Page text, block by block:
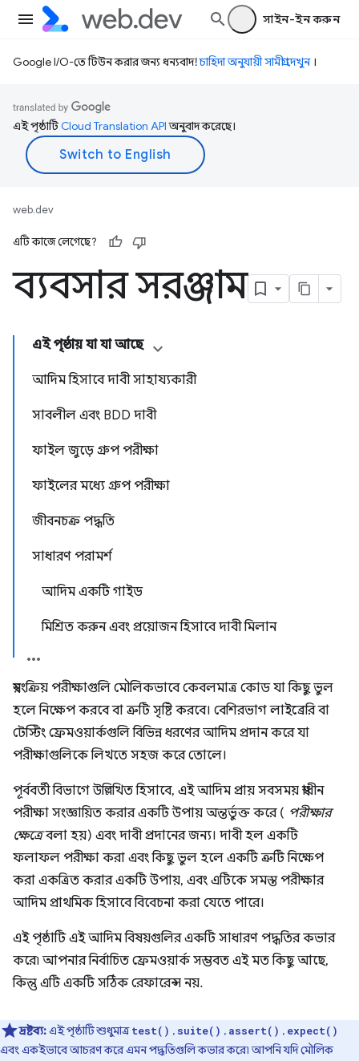
সাইন-ইন করুন
Google I/O-তে টিউন করার জন্য ধন্যবাদ!চাহিদা অনুযায়ী সামগ্রী দেখুন।
এই পৃষ্ঠাটিCloud Translation APIঅনুবাদ করেছে।
web.dev
এটি কাজে লেগেছে?
ব্যবসার সরঞ্জাম
এই পৃষ্ঠায় যা যা আছে
আদিম হিসাবে দাবী সাহায্যকারী
সাবলীল এবং BDD দাবী
ফাইল জুড়ে গ্রুপ পরীক্ষা
ফাইলের মধ্যে গ্রুপ পরীক্ষা
জীবনচক্র পদ্ধতি
সাধারণ পরামর্শ
আদিম একটি গাইড
মিশ্রিত করুন এবং প্রয়োজন হিসাবে দাবী মিলান
স্বয়ংক্রিয় পরীক্ষাগুলি মৌলিকভাবে কেবলমাত্র কোড যা কিছু ভুল
হলে নিক্ষেপ করবে বা ত্রুটি সৃষ্টি করবে। বেশিরভাগ লাইব্রেরি বা
টেস্টিং ফ্রেমওয়ার্কগুলি বিভিন্ন ধরণের আদিম প্রদান করে যা
পরীক্ষাগুলিকে লিখতে সহজ করে তোলে।
পূর্ববর্তী বিভাগে উল্লিখিত হিসাবে, এই আদিম প্রায় সবসময় স্বাধীন
পরীক্ষা সংজ্ঞায়িত করার একটি উপায় অন্তর্ভুক্ত করে ( পরীক্ষার
ক্ষেত্রেবলা হয়) এবং দাবী প্রদানের জন্য। দাবী হল একটি
ফলাফল পরীক্ষা করা এবং কিছু ভুল হলে একটি ত্রুটি নিক্ষেপ
করা একত্রিত করার একটি উপায়, এবং এটিকে সমস্ত পরীক্ষার
আদিম প্রাথমিক হিসাবে বিবেচনা করা যেতে পারে।
এই পৃষ্ঠাটি এই আদিম বিষয়গুলির একটি সাধারণ পদ্ধতির কভার
করে৷ আপনার নির্বাচিত ফ্রেমওয়ার্ক সম্ভবত এই মত কিছু আছে,
কিন্তু এটি একটি সঠিক রেফারেন্স নয়.
দ্রষ্টব্য:এই পৃষ্ঠাটি শুধুমাত্রtest() , suite() , assert() , expect()
এবং একইভাবে আচরণ করে এমন পদ্ধতিগুলি কভার করে৷ আপনি যদি মৌলিক